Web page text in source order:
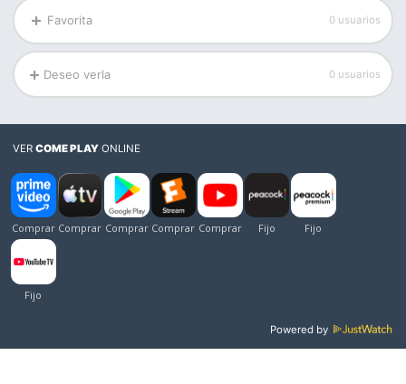
Favorita 0 usuarios
Deseo verla 0 usuarios
VERCOME PLAY ONLINE
Powered by